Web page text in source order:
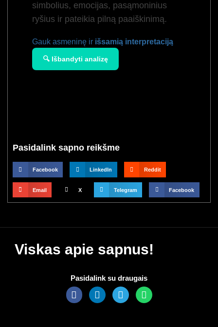
simbolius, emocijas, pasąmoninius
ryšius ir pateikia pilną paaiškinimą.
Gauk asmeninę ir išsamią interpretaciją
🔍 Išbandyti analizę
Pasidalink sapno reikšme
Facebook LinkedIn Reddit
Email X Telegram Facebook
Viskas apie sapnus!
Pasidalink su draugais